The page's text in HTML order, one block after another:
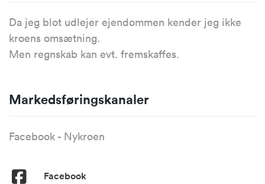
Da jeg blot udlejer ejendommen kender jeg ikke
kroens omsætning.
Men regnskab kan evt. fremskaffes.
Markedsføringskanaler
Facebook - Nykroen
Facebook